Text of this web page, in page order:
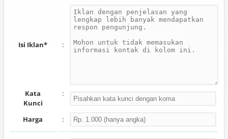
Isi Iklan* :
Kata
Kunci
:
Harga :